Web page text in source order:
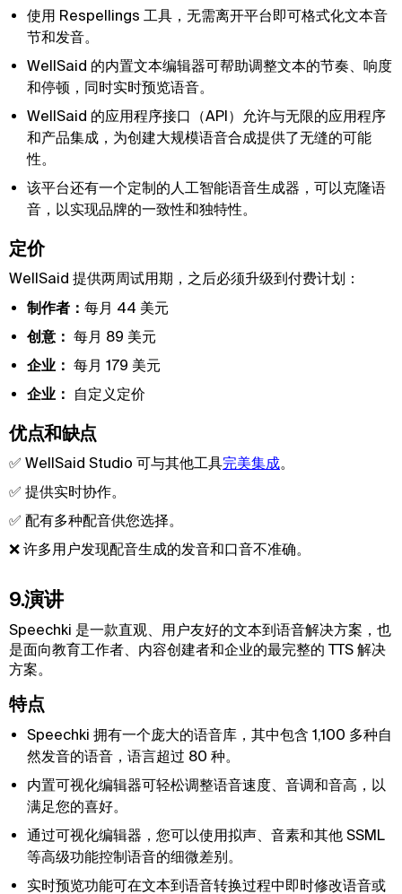
使用 Respellings 工具，无需离开平台即可格式化文本音
节和发音。
WellSaid 的内置文本编辑器可帮助调整文本的节奏、响度
和停顿，同时实时预览语音。
WellSaid 的应用程序接口（API）允许与无限的应用程序
和产品集成，为创建大规模语音合成提供了无缝的可能
性。
该平台还有一个定制的人工智能语音生成器，可以克隆语
音，以实现品牌的一致性和独特性。
定价
WellSaid 提供两周试用期，之后必须升级到付费计划：
制作者： 每月 44 美元
创意： 每月 89 美元
企业： 每月 179 美元
企业：
自定义定价
优点和缺点
✅ WellSaid Studio 可与其他工具完美集成。
✅ 提供实时协作。
✅ 配有多种配音供您选择。
❌ 许多用户发现配音生成的发音和口音不准确。
9.演讲
Speechki 是一款直观、用户友好的文本到语音解决方案，也
是面向教育工作者、内容创建者和企业的最完整的 TTS 解决
方案。
特点
Speechki 拥有一个庞大的语音库，其中包含 1,100 多种自
然发音的语音，语言超过 80 种。
内置可视化编辑器可轻松调整语音速度、音调和音高，以
满足您的喜好。
通过可视化编辑器，您可以使用拟声、音素和其他 SSML
等高级功能控制语音的细微差别。
实时预览功能可在文本到语音转换过程中即时修改语音或